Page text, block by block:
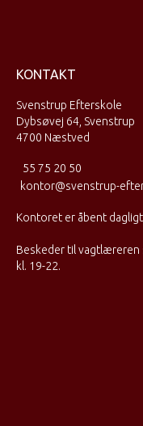
KONTAKT
Svenstrup Efterskole
Dybsøvej 64, Svenstrup
4700 Næstved
55 75 20 50
kontor@svenstrup-
Kontoret er åbent
Beskeder til vagtlæreren
kl. 19-22.